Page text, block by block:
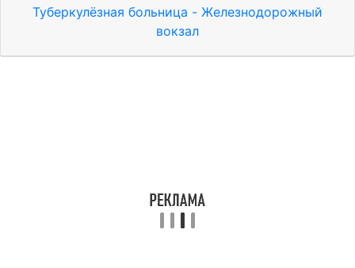
Туберкулёзная больница - Железнодорожный
вокзал